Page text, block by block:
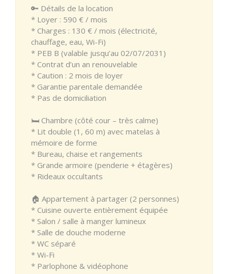
🔑 Détails de la location
* Loyer : 590 € / mois
* Charges : 130 € / mois (électricité,
chauffage, eau, Wi-Fi)
* PEB B (valable jusqu’au 02/07/2031)
* Contrat d’un an renouvelable
* Caution : 2 mois de loyer
* Garantie parentale demandée
* Pas de domiciliation
🛏️ Chambre (côté cour – très calme)
* Lit double (1, 60 m) avec matelas à
mémoire de forme
* Bureau, chaise et rangements
* Grande armoire (penderie + étagères)
* Rideaux occultants
🏠 Appartement à partager (2 personnes)
* Cuisine ouverte entièrement équipée
* Salon / salle à manger lumineux
* Salle de douche moderne
* WC séparé
* Wi-Fi
* Parlophone & vidéophone